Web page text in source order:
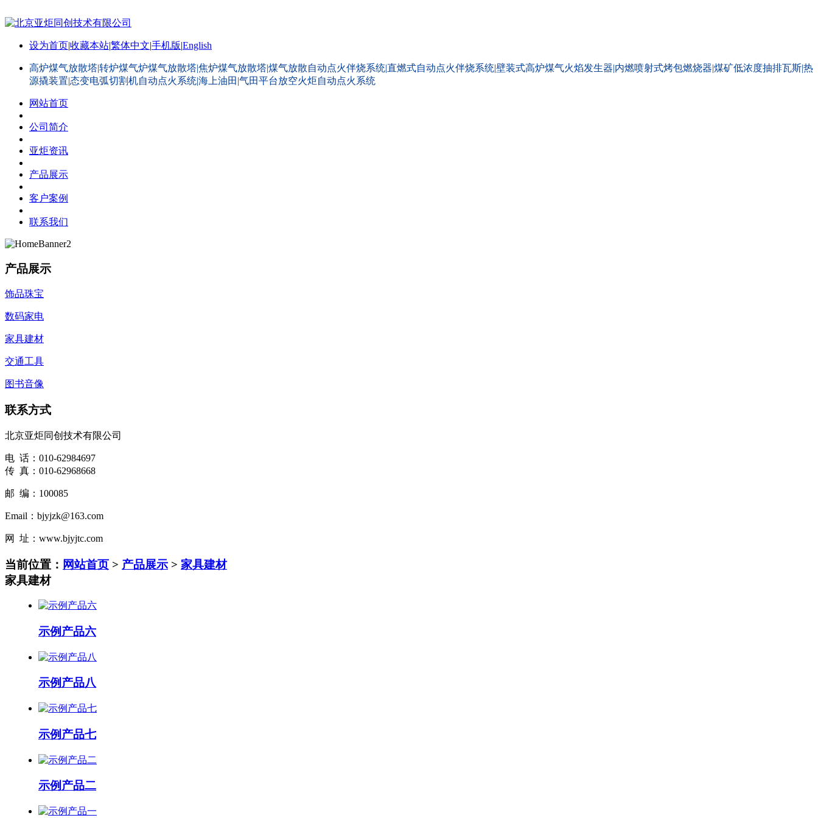
设为首页|收藏本站|繁体中文|手机版|English
高炉煤气放散塔|转炉煤气炉煤气放散塔|焦炉煤气放散塔|煤气放散自动点火伴烧系统|直燃式自动点火伴烧系统|壁装式高炉煤气火焰发生器|内燃喷射式烤包燃烧器|煤矿低浓度抽排瓦斯|热
源撬装置|态变电弧切割机自动点火系统|海上油田|气田平台放空火炬自动点火系统
网站首页
公司简介
亚炬资讯
产品展示
客户案例
联系我们
产品展示
饰品珠宝
数码家电
家具建材
交通工具
图书音像
联系方式
北京亚炬同创技术有限公司
电 话：010-62984697
传 真：010-62968668
邮 编：100085
Email：bjyjzk@163.com
网 址：www.bjyjtc.com
当前位置： 网站首页 > 产品展示 > 家具建材
家具建材
示例产品六
示例产品八
示例产品七
示例产品二